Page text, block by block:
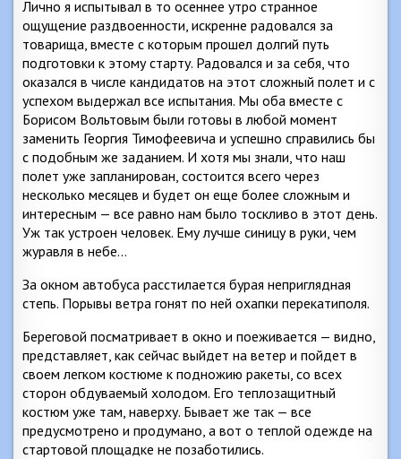
Лично я испытывал в то осеннее утро странное
ощущение раздвоенности, искренне радовался за
товарища, вместе с которым прошел долгий путь
подготовки к этому старту. Радовался и за себя, что
оказался в числе кандидатов на этот сложный полет и с
успехом выдержал все испытания. Мы оба вместе с
Борисом Вольтовым были готовы в любой момент
заменить Георгия Тимофеевича и успешно справились бы
с подобным же заданием. И хотя мы знали, что наш
полет уже запланирован, состоится всего через
несколько месяцев и будет он еще более сложным и
интересным — все равно нам было тоскливо в этот день.
Уж так устроен человек. Ему лучше синицу в руки, чем
журавля в небе…
За окном автобуса расстилается бурая неприглядная
степь. Порывы ветра гонят по ней охапки перекатиполя.
Береговой посматривает в окно и поеживается — видно,
представляет, как сейчас выйдет на ветер и пойдет в
своем легком костюме к подножию ракеты, со всех
сторон обдуваемый холодом. Его теплозащитный
костюм уже там, наверху. Бывает же так — все
предусмотрено и продумано, а вот о теплой одежде на
стартовой площадке не позаботились.